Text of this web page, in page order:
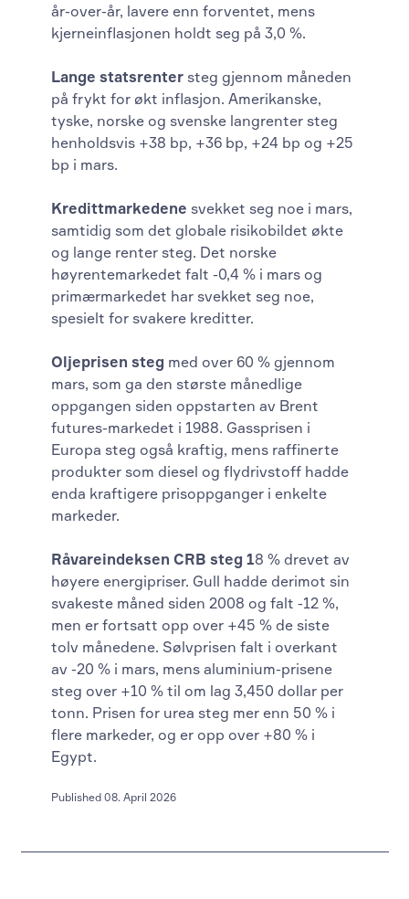
år-over-år, lavere enn forventet, mens
kjerneinflasjonen holdt seg på 3,0 %.
Lange statsrenter steg gjennom måneden
på frykt for økt inflasjon. Amerikanske,
tyske, norske og svenske langrenter steg
henholdsvis +38 bp, +36 bp, +24 bp og +25
bp i mars.
Kredittmarkedene svekket seg noe i mars,
samtidig som det globale risikobildet økte
og lange renter steg. Det norske
høyrentemarkedet falt -0,4 % i mars og
primærmarkedet har svekket seg noe,
spesielt for svakere kreditter.
Oljeprisen steg med over 60 % gjennom
mars, som ga den største månedlige
oppgangen siden oppstarten av Brent
futures-markedet i 1988. Gassprisen i
Europa steg også kraftig, mens raffinerte
produkter som diesel og flydrivstoff hadde
enda kraftigere prisoppganger i enkelte
markeder.
Råvareindeksen CRB steg 18 % drevet av
høyere energipriser. Gull hadde derimot sin
svakeste måned siden 2008 og falt -12 %,
men er fortsatt opp over +45 % de siste
tolv månedene. Sølvprisen falt i overkant
av -20 % i mars, mens aluminium-prisene
steg over +10 % til om lag 3,450 dollar per
tonn. Prisen for urea steg mer enn 50 % i
flere markeder, og er opp over +80 % i
Egypt.
Published 08. April 2026